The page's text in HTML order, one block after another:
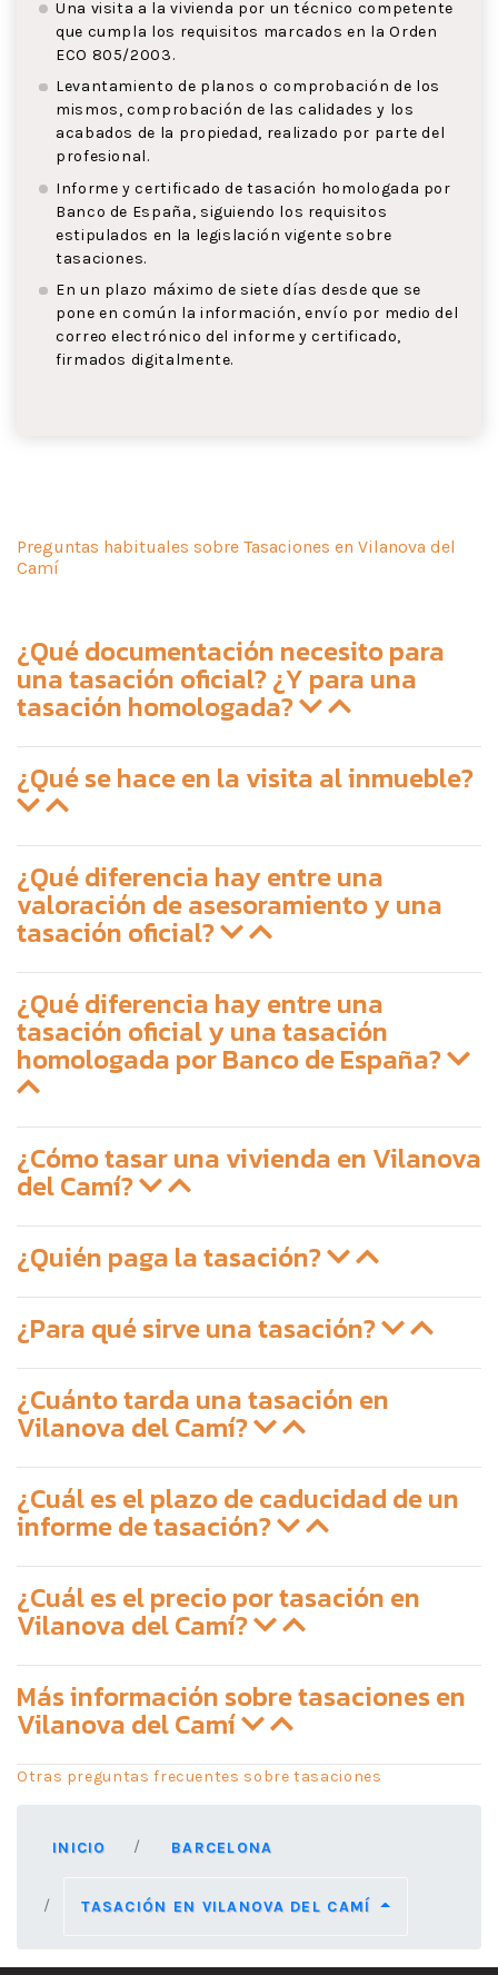
Una visita a la vivienda por un técnico competente
que cumpla los requisitos marcados en la Orden
ECO 805/2003.
Levantamiento de planos o comprobación de los
mismos, comprobación de las calidades y los
acabados de la propiedad, realizado por parte del
profesional.
Informe y certificado de tasación homologada por
Banco de España, siguiendo los requisitos
estipulados en la legislación vigente sobre
tasaciones.
En un plazo máximo de siete días desde que se
pone en común la información, envío por medio del
correo electrónico del informe y certificado,
firmados digitalmente.
Preguntas habituales sobre Tasaciones en Vilanova del
Camí
¿Qué documentación necesito para
una tasación oficial? ¿Y para una
tasación homologada?
¿Qué se hace en la visita al inmueble?
¿Qué diferencia hay entre una
valoración de asesoramiento y una
tasación oficial?
¿Qué diferencia hay entre una
tasación oficial y una tasación
homologada por Banco de España?
¿Cómo tasar una vivienda en Vilanova
del Camí?
¿Quién paga la tasación?
¿Para qué sirve una tasación?
¿Cuánto tarda una tasación en
Vilanova del Camí?
¿Cuál es el plazo de caducidad de un
informe de tasación?
¿Cuál es el precio por tasación en
Vilanova del Camí?
Más información sobre tasaciones en
Vilanova del Camí
Otras preguntas frecuentes sobre tasaciones
INICIO BARCELONA
TASACIÓN EN VILANOVA DEL CAMÍ